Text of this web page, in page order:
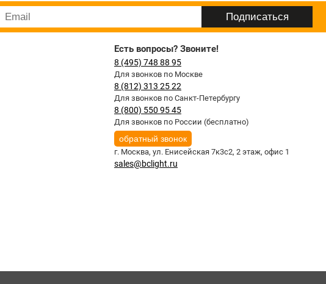
Есть вопросы? Звоните!
8 (495) 748 88 95
Для звонков по Москве
8 (812) 313 25 22
Для звонков по Санкт-Петербургу
8 (800) 550 95 45
Для звонков по России (бесплатно)
обратный звонок
г. Москва, ул. Енисейская 7к3с2, 2 этаж, офис 1
sales@bclight.ru